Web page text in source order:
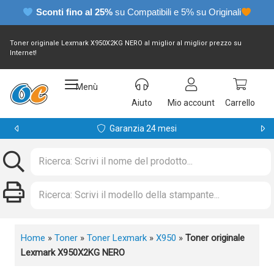
Sconti fino al 25% su Compatibili e 5% su Originali
Toner originale Lexmark X950X2KG NERO al miglior al miglior prezzo su
Internet!
Menù
Aiuto
Mio account Carrello
Garanzia 24 mesi
Home » Toner » Toner Lexmark » X950 » Toner originale
Lexmark X950X2KG NERO